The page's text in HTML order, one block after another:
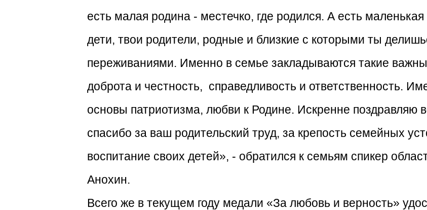
есть малая родина - местечко, где родился. А есть
дети, твои родители, родные и близкие с которыми ты
переживаниями. Именно в семье закладываются такие
доброта и честность, справедливость и ответственность.
основы патриотизма, любви к Родине. Искренне поздравляю
спасибо за ваш родительский труд, за крепость семейных
воспитание своих детей», - обратился к семьям спикер
Анохин.
Всего же в текущем году медали «За любовь и верность»